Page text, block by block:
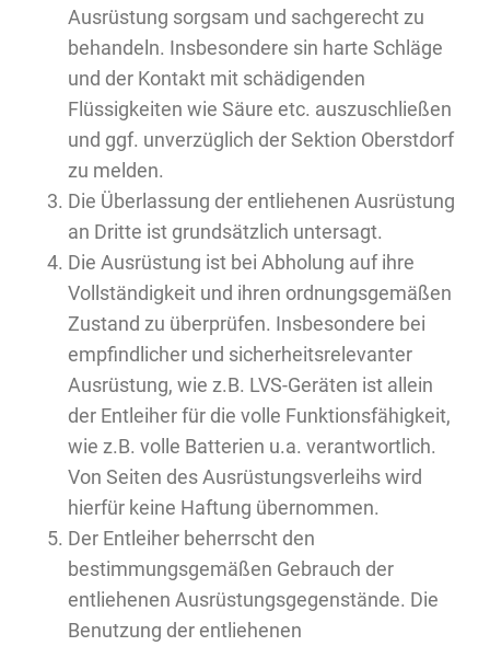
Ausrüstung sorgsam und sachgerecht zu
behandeln. Insbesondere sin harte Schläge
und der Kontakt mit schädigenden
Flüssigkeiten wie Säure etc. auszuschließen
und ggf. unverzüglich der Sektion Oberstdorf
zu melden.
Die Überlassung der entliehenen Ausrüstung
an Dritte ist grundsätzlich untersagt.
Die Ausrüstung ist bei Abholung auf ihre
Vollständigkeit und ihren ordnungsgemäßen
Zustand zu überprüfen. Insbesondere bei
empfindlicher und sicherheitsrelevanter
Ausrüstung, wie z.B. LVS-Geräten ist allein
der Entleiher für die volle Funktionsfähigkeit,
wie z.B. volle Batterien u.a. verantwortlich.
Von Seiten des Ausrüstungsverleihs wird
hierfür keine Haftung übernommen.
Der Entleiher beherrscht den
bestimmungsgemäßen Gebrauch der
entliehenen Ausrüstungsgegenstände. Die
Benutzung der entliehenen